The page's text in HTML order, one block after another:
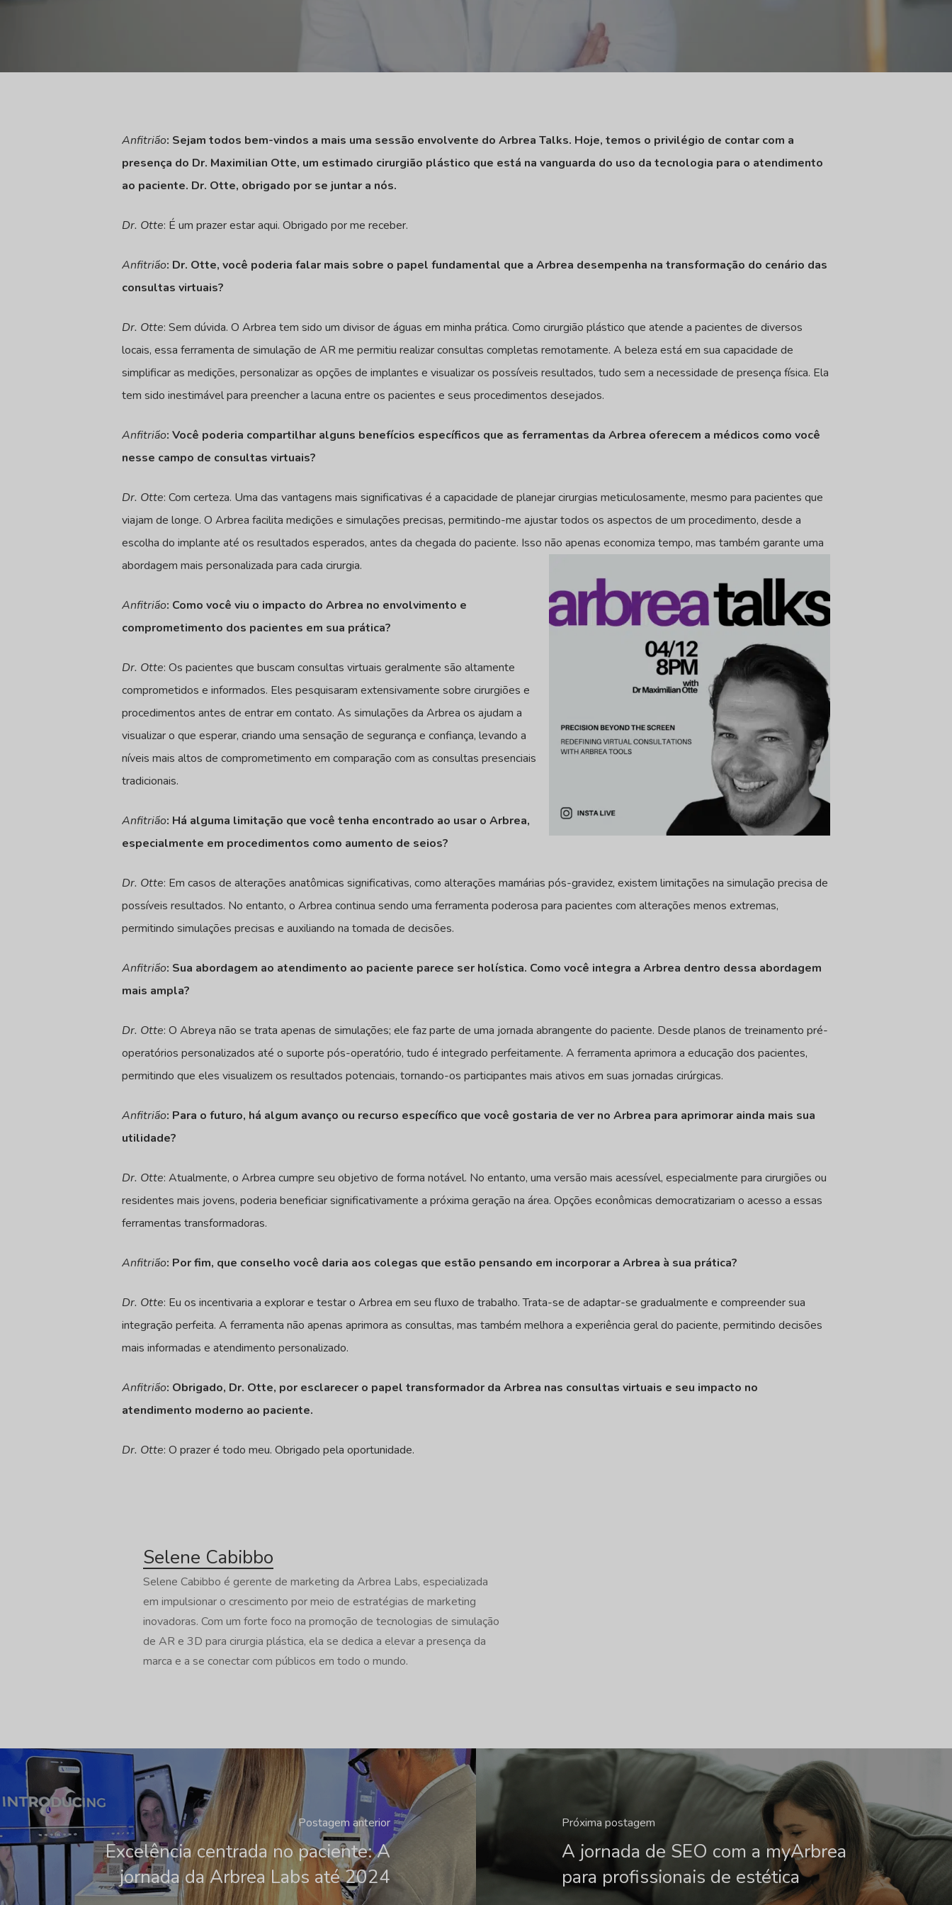
Anfitrião: Sejam todos bem-vindos a mais uma sessão envolvente do Arbrea Talks. Hoje, temos o privilégio de contar com a
presença do Dr. Maximilian Otte, um estimado cirurgião plástico que está na vanguarda do uso da tecnologia para o atendimento
ao paciente. Dr. Otte, obrigado por se juntar a nós.
Dr. Otte: É um prazer estar aqui. Obrigado por me receber.
Anfitrião: Dr. Otte, você poderia falar mais sobre o papel fundamental que a Arbrea desempenha na transformação do cenário das
consultas virtuais?
Dr. Otte: Sem dúvida. O Arbrea tem sido um divisor de águas em minha prática. Como cirurgião plástico que atende a pacientes de diversos
locais, essa ferramenta de simulação de AR me permitiu realizar consultas completas remotamente. A beleza está em sua capacidade de
simplificar as medições, personalizar as opções de implantes e visualizar os possíveis resultados, tudo sem a necessidade de presença física. Ela
tem sido inestimável para preencher a lacuna entre os pacientes e seus procedimentos desejados.
Anfitrião: Você poderia compartilhar alguns benefícios específicos que as ferramentas da Arbrea oferecem a médicos como você
nesse campo de consultas virtuais?
Dr. Otte: Com certeza. Uma das vantagens mais significativas é a capacidade de planejar cirurgias meticulosamente, mesmo para pacientes que
viajam de longe. O Arbrea facilita medições e simulações precisas, permitindo-me ajustar todos os aspectos de um procedimento, desde a
escolha do implante até os resultados esperados, antes da chegada do paciente. Isso não apenas economiza tempo, mas também garante uma
abordagem mais personalizada para cada cirurgia.
Anfitrião: Como você viu o impacto do Arbrea no envolvimento e
comprometimento dos pacientes em sua prática?
Dr. Otte: Os pacientes que buscam consultas virtuais geralmente são altamente
comprometidos e informados. Eles pesquisaram extensivamente sobre cirurgiões e
procedimentos antes de entrar em contato. As simulações da Arbrea os ajudam a
visualizar o que esperar, criando uma sensação de segurança e confiança, levando a
níveis mais altos de comprometimento em comparação com as consultas presenciais
tradicionais.
Anfitrião: Há alguma limitação que você tenha encontrado ao usar o Arbrea,
especialmente em procedimentos como aumento de seios?
Dr. Otte: Em casos de alterações anatômicas significativas, como alterações mamárias pós-gravidez, existem limitações na simulação precisa de
possíveis resultados. No entanto, o Arbrea continua sendo uma ferramenta poderosa para pacientes com alterações menos extremas,
permitindo simulações precisas e auxiliando na tomada de decisões.
Anfitrião: Sua abordagem ao atendimento ao paciente parece ser holística. Como você integra a Arbrea dentro dessa abordagem
mais ampla?
Dr. Otte: O Abreya não se trata apenas de simulações; ele faz parte de uma jornada abrangente do paciente. Desde planos de treinamento pré-
operatórios personalizados até o suporte pós-operatório, tudo é integrado perfeitamente. A ferramenta aprimora a educação dos pacientes,
permitindo que eles visualizem os resultados potenciais, tornando-os participantes mais ativos em suas jornadas cirúrgicas.
Anfitrião: Para o futuro, há algum avanço ou recurso específico que você gostaria de ver no Arbrea para aprimorar ainda mais sua
utilidade?
Dr. Otte: Atualmente, o Arbrea cumpre seu objetivo de forma notável. No entanto, uma versão mais acessível, especialmente para cirurgiões ou
residentes mais jovens, poderia beneficiar significativamente a próxima geração na área. Opções econômicas democratizariam o acesso a essas
ferramentas transformadoras.
Anfitrião: Por fim, que conselho você daria aos colegas que estão pensando em incorporar a Arbrea à sua prática?
Dr. Otte: Eu os incentivaria a explorar e testar o Arbrea em seu fluxo de trabalho. Trata-se de adaptar-se gradualmente e compreender sua
integração perfeita. A ferramenta não apenas aprimora as consultas, mas também melhora a experiência geral do paciente, permitindo decisões
mais informadas e atendimento personalizado.
Anfitrião: Obrigado, Dr. Otte, por esclarecer o papel transformador da Arbrea nas consultas virtuais e seu impacto no
atendimento moderno ao paciente.
Dr. Otte: O prazer é todo meu. Obrigado pela oportunidade.
Selene Cabibbo
Selene Cabibbo é gerente de marketing da Arbrea Labs, especializada
em impulsionar o crescimento por meio de estratégias de marketing
inovadoras. Com um forte foco na promoção de tecnologias de simulação
de AR e 3D para cirurgia plástica, ela se dedica a elevar a presença da
marca e a se conectar com públicos em todo o mundo.
Postagem anterior
Excelência centrada no paciente: A
jornada da Arbrea Labs até 2024
Próxima postagem
A jornada de SEO com a myArbrea
para profissionais de estética